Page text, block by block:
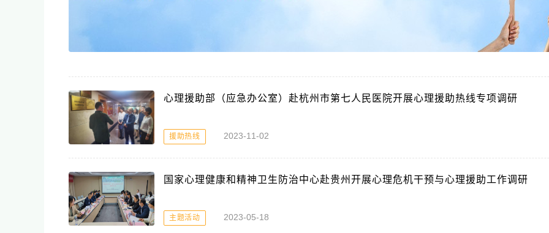
心理援助部（应急办公室）赴杭州市第七人民医院开展心理援助热线专项调研
援助热线 2023-11-02
国家心理健康和精神卫生防治中心赴贵州开展心理危机干预与心理援助工作调研
主题活动 2023-05-18